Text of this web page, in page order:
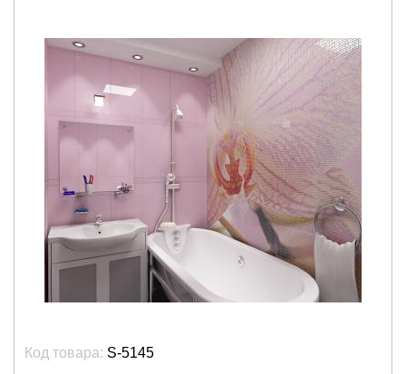
Код товара: S-5145